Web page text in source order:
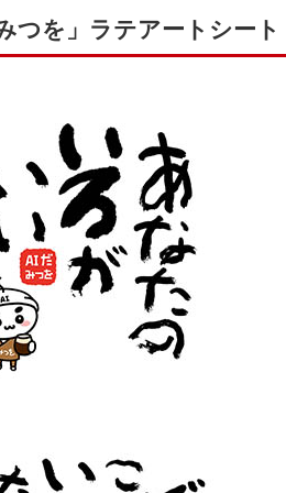
つを」ラテアートシート